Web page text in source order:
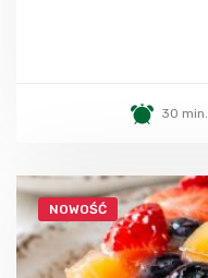
30 min.
NOWOŚĆ